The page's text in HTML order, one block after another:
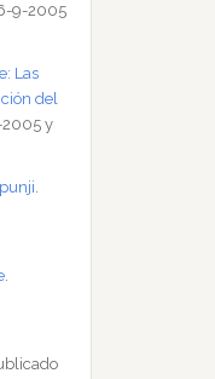
9-2005
Las
del
y
.
.